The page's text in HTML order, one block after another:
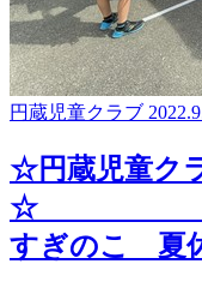
円蔵児童クラブ
☆円蔵児童ク
すぎのこ 夏